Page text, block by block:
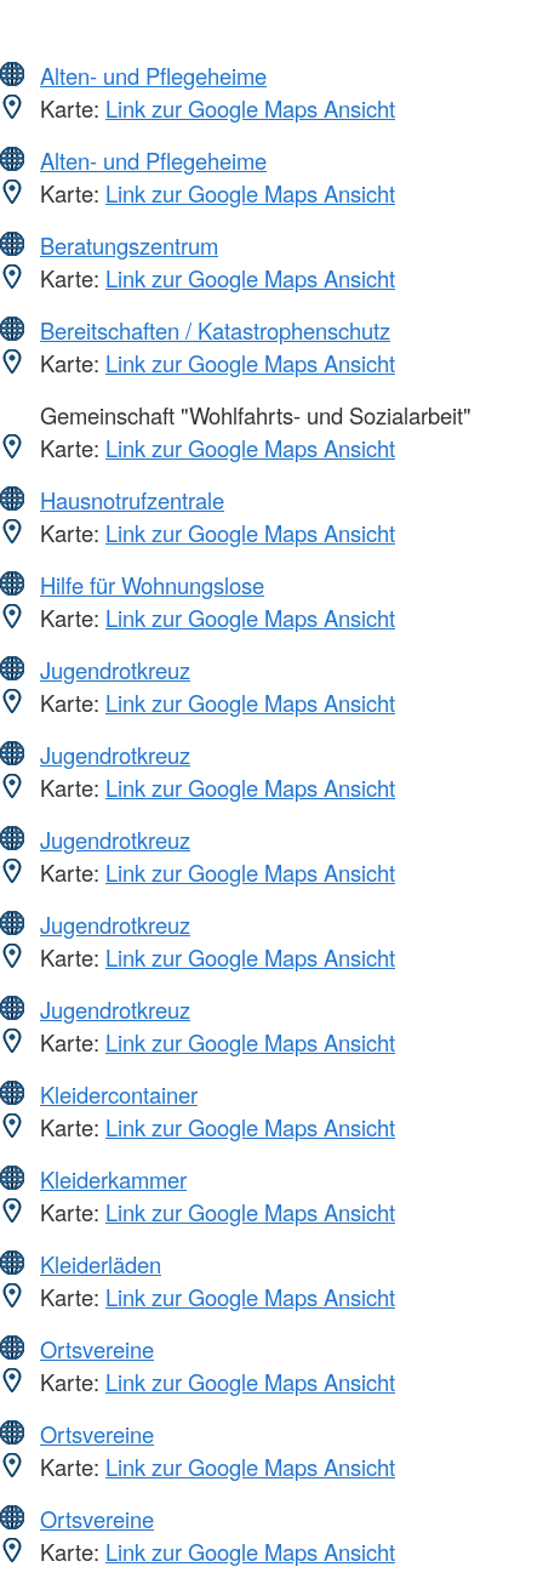
Alten- und Pflegeheime
Karte: Link zur Google Maps Ansicht
Alten- und Pflegeheime
Karte: Link zur Google Maps Ansicht
Beratungszentrum
Karte: Link zur Google Maps Ansicht
Bereitschaften / Katastrophenschutz
Karte: Link zur Google Maps Ansicht
Gemeinschaft "Wohlfahrts- und Sozialarbeit"
Karte: Link zur Google Maps Ansicht
Hausnotrufzentrale
Karte: Link zur Google Maps Ansicht
Hilfe für Wohnungslose
Karte: Link zur Google Maps Ansicht
Jugendrotkreuz
Karte: Link zur Google Maps Ansicht
Jugendrotkreuz
Karte: Link zur Google Maps Ansicht
Jugendrotkreuz
Karte: Link zur Google Maps Ansicht
Jugendrotkreuz
Karte: Link zur Google Maps Ansicht
Jugendrotkreuz
Karte: Link zur Google Maps Ansicht
Kleidercontainer
Karte: Link zur Google Maps Ansicht
Kleiderkammer
Karte: Link zur Google Maps Ansicht
Kleiderläden
Karte: Link zur Google Maps Ansicht
Ortsvereine
Karte: Link zur Google Maps Ansicht
Ortsvereine
Karte: Link zur Google Maps Ansicht
Ortsvereine
Karte: Link zur Google Maps Ansicht